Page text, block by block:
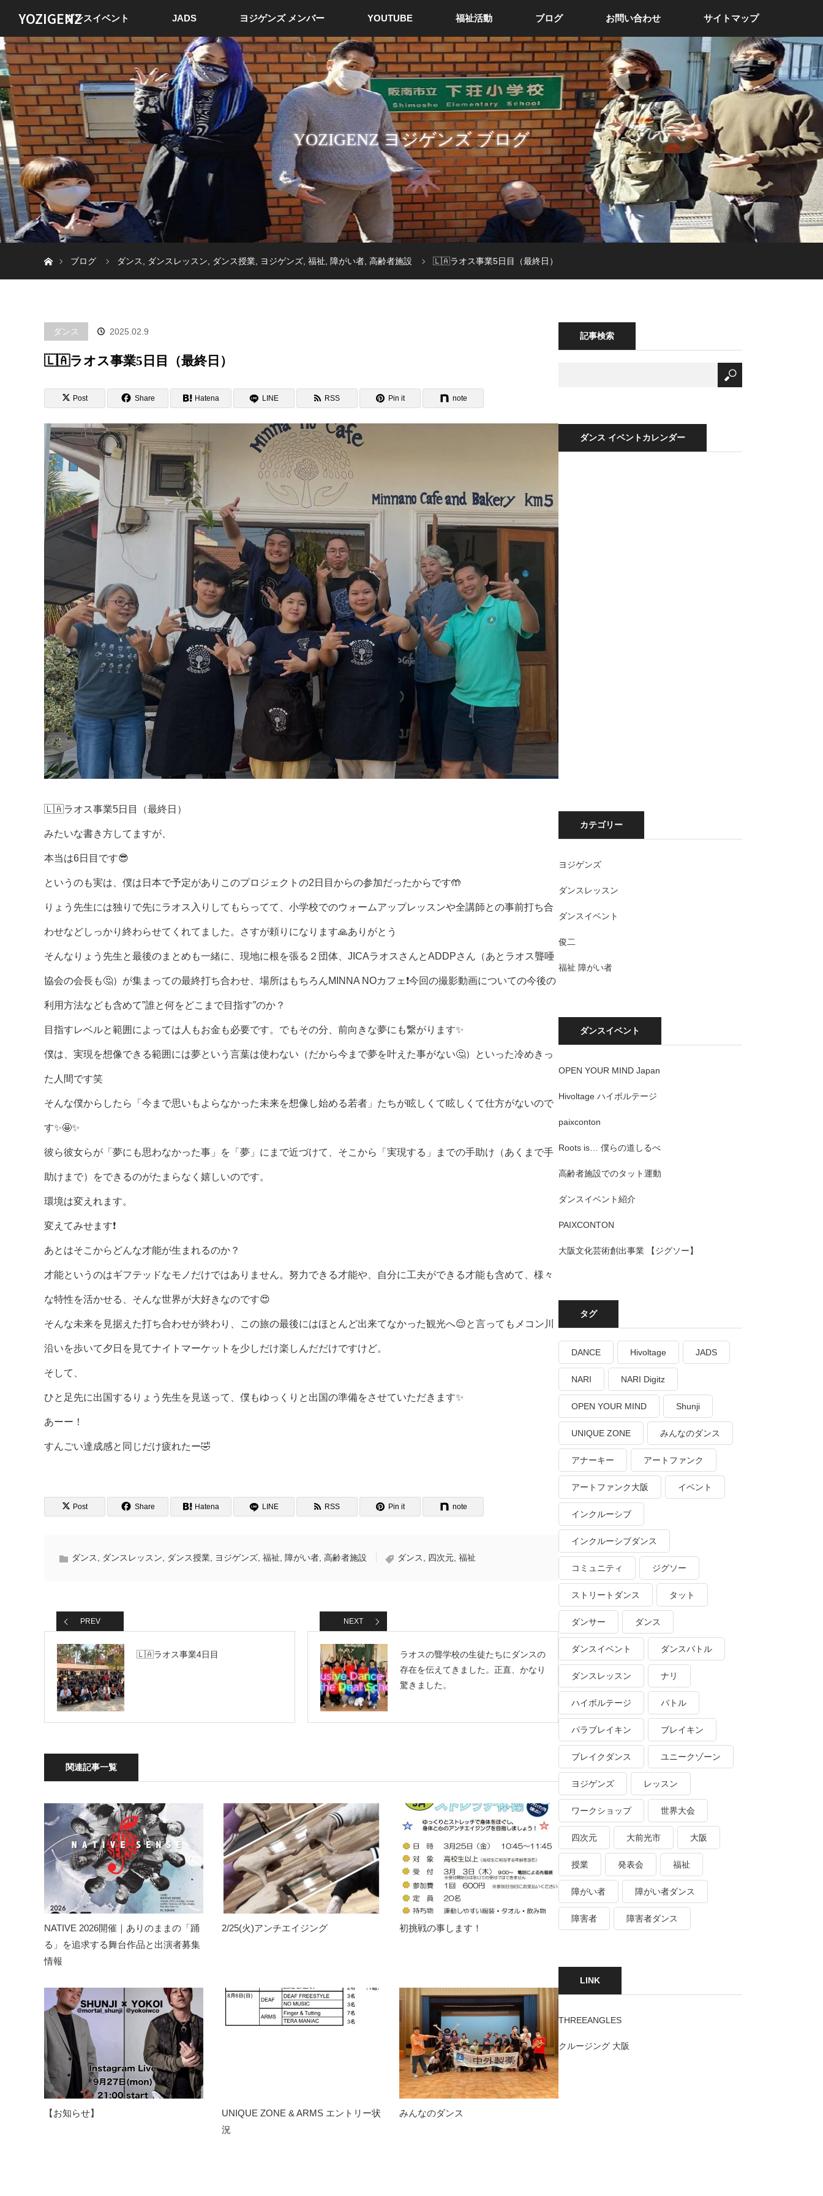
YOZIGENZダンスイベント JADS ヨジゲンズ メンバー YOUTUBE 福祉活動 ブログ お問い合わせ サイトマップ
YOZIGENZ ヨジゲンズ ブログ
ブログ
ダンス ダンスレッスン ダンス授業 ヨジゲンズ 福祉 障がい者 高齢者施設 🇱🇦ラオス事業5日目（最終日）
ダンス 2025.02.9
🇱🇦ラオス事業5日目（最終日）
Post Share Hatena LINE RSS Pin it note
🇱🇦ラオス事業5日目（最終日）
みたいな書き方してますが、
本当は6日目です😎
というのも実は、僕は日本で予定がありこのプロジェクトの2日目からの参加だったからです🤲
りょう先生には独りで先にラオス入りしてもらってて、小学校でのウォームアップレッスンや全講師との事前打ち合
わせなどしっかり終わらせてくれてました。さすが頼りになります🙏ありがとう
そんなりょう先生と最後のまとめも一緒に、現地に根を張る２団体、JICAラオスさんとADDPさん（あとラオス聾唖
協会の会長も🤔）が集まっての最終打ち合わせ、場所はもちろんMINNA NOカフェ❗️今回の撮影動画についての今後の
利用方法なども含めて”誰と何をどこまで目指す”のか？
目指すレベルと範囲によっては人もお金も必要です。でもその分、前向きな夢にも繋がります✨
僕は、実現を想像できる範囲には夢という言葉は使わない（だから今まで夢を叶えた事がない🤔）といった冷めきっ
た人間です笑
そんな僕からしたら「今まで思いもよらなかった未来を想像し始める若者」たちが眩しくて眩しくて仕方がないので
す✨🤩✨
彼ら彼女らが「夢にも思わなかった事」を「夢」にまで近づけて、そこから「実現する」までの手助け（あくまで手
助けまで）をできるのがたまらなく嬉しいのです。
環境は変えれます。
変えてみせます❗️
あとはそこからどんな才能が生まれるのか？
才能というのはギフテッドなモノだけではありません。努力できる才能や、自分に工夫ができる才能も含めて、様々
な特性を活かせる、そんな世界が大好きなのです😍
そんな未来を見据えた打ち合わせが終わり、この旅の最後にはほとんど出来てなかった観光へ😌と言ってもメコン川
沿いを歩いて夕日を見てナイトマーケットを少しだけ楽しんだだけですけど。
そして、
ひと足先に出国するりょう先生を見送って、僕もゆっくりと出国の準備をさせていただきます✨
あーー！
すんごい達成感と同じだけ疲れたー🤣
Post Share Hatena LINE RSS Pin it note
ダンス ダンスレッスン ダンス授業 ヨジゲンズ 福祉 障がい者 高齢者施設 ダンス 四次元 福祉
PREV
🇱🇦ラオス事業4日目
NEXT
ラオスの聾学校の生徒たちにダンスの
存在を伝えてきました。正直、かなり
驚きました。
関連記事一覧
NATIVE 2026開催｜ありのままの「踊
る」を追求する舞台作品と出演者募集
情報
2/25(火)アンチエイジング 初挑戦の事します！
【お知らせ】
UNIQUE ZONE & ARMS エントリー状
況
みんなのダンス
記事検索
ダンス イベントカレンダー
カテゴリー
ヨジゲンズ
ダンスレッスン
ダンスイベント
俊二
福祉 障がい者
ダンスイベント
OPEN YOUR MIND Japan
Hivoltage ハイボルテージ
paixconton
Roots is… 僕らの道しるべ
高齢者施設でのタット運動
ダンスイベント紹介
PAIXCONTON
大阪文化芸術創出事業 【ジグソー】
タグ
DANCE Hivoltage JADS
NARI NARI Digitz
OPEN YOUR MIND Shunji
UNIQUE ZONE みんなのダンス
アナーキー アートファンク
アートファンク大阪 イベント
インクルーシブ
インクルーシブダンス
コミュニティ ジグソー
ストリートダンス タット
ダンサー ダンス
ダンスイベント ダンスバトル
ダンスレッスン ナリ
ハイボルテージ バトル
パラブレイキン ブレイキン
ブレイクダンス ユニークゾーン
ヨジゲンズ レッスン
ワークショップ 世界大会
四次元 大前光市 大阪
授業 発表会 福祉
障がい者 障がい者ダンス
障害者 障害者ダンス
LINK
THREEANGLES
クルージング 大阪